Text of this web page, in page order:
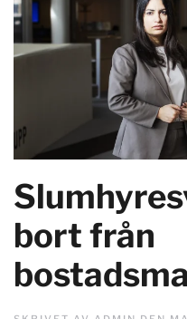
bort från